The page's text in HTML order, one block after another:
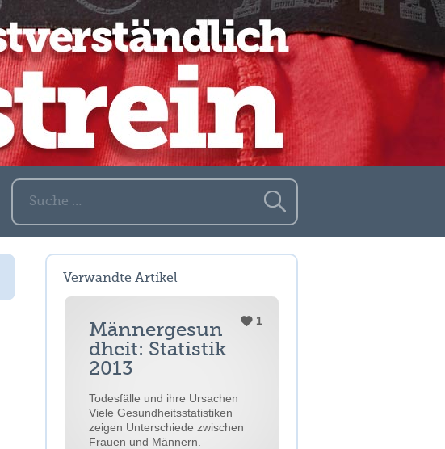
Suche nach:
Verwandte Artikel
Männergesun
dheit: Statistik
2013
1
Todesfälle und ihre Ursachen
Viele Gesundheitsstatistiken
zeigen Unterschiede zwischen
Frauen und Männern.